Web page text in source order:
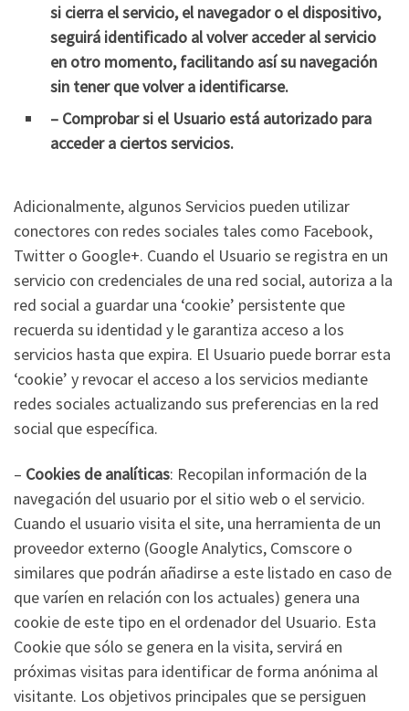
si cierra el servicio, el navegador o el dispositivo,
seguirá identificado al volver acceder al servicio
en otro momento, facilitando así su navegación
sin tener que volver a identificarse.
– Comprobar si el Usuario está autorizado para
acceder a ciertos servicios.
Adicionalmente, algunos Servicios pueden utilizar
conectores con redes sociales tales como Facebook,
Twitter o Google+. Cuando el Usuario se registra en un
servicio con credenciales de una red social, autoriza a la
red social a guardar una ‘cookie’ persistente que
recuerda su identidad y le garantiza acceso a los
servicios hasta que expira. El Usuario puede borrar esta
‘cookie’ y revocar el acceso a los servicios mediante
redes sociales actualizando sus preferencias en la red
social que específica.
– Cookies de analíticas: Recopilan información de la
navegación del usuario por el sitio web o el servicio.
Cuando el usuario visita el site, una herramienta de un
proveedor externo (Google Analytics, Comscore o
similares que podrán añadirse a este listado en caso de
que varíen en relación con los actuales) genera una
cookie de este tipo en el ordenador del Usuario. Esta
Cookie que sólo se genera en la visita, servirá en
próximas visitas para identificar de forma anónima al
visitante. Los objetivos principales que se persiguen